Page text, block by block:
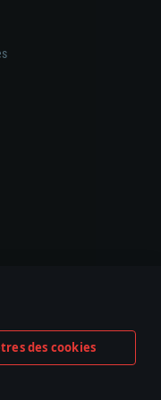
des cookies